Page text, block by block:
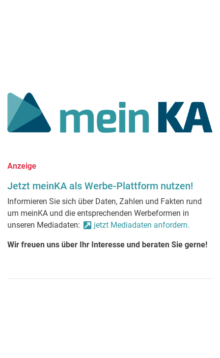
Anzeige
Jetzt meinKA als Werbe-Plattform nutzen!
Informieren Sie sich über Daten, Zahlen und Fakten rund
um meinKA und die entsprechenden Werbeformen in
unseren Mediadaten:
jetzt Mediadaten anfordern.
Wir freuen uns über Ihr Interesse und beraten Sie gerne!